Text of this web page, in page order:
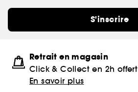
S'inscrire
Retrait en magasin
Click & Collect en 2h offert
En savoir plus